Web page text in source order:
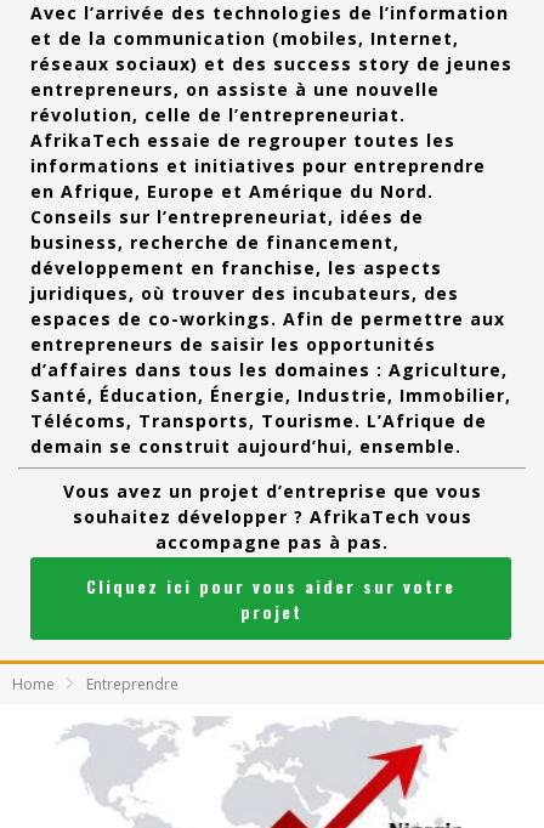
Avec l’arrivée des technologies de l’information
et de la communication (mobiles, Internet,
réseaux sociaux) et des success story de jeunes
entrepreneurs, on assiste à une nouvelle
révolution, celle de l’entrepreneuriat.
AfrikaTech essaie de regrouper toutes les
informations et initiatives pour entreprendre
en Afrique, Europe et Amérique du Nord.
Conseils sur l’entrepreneuriat, idées de
business, recherche de financement,
développement en franchise, les aspects
juridiques, où trouver des incubateurs, des
espaces de co-workings. Afin de permettre aux
entrepreneurs de saisir les opportunités
d’affaires dans tous les domaines : Agriculture,
Santé, Éducation, Énergie, Industrie, Immobilier,
Télécoms, Transports, Tourisme. L’Afrique de
demain se construit aujourd’hui, ensemble.
Vous avez un projet d’entreprise que vous
souhaitez développer ? AfrikaTech vous
accompagne pas à pas.
Cliquez ici pour vous aider sur votre
projet
Home Entreprendre